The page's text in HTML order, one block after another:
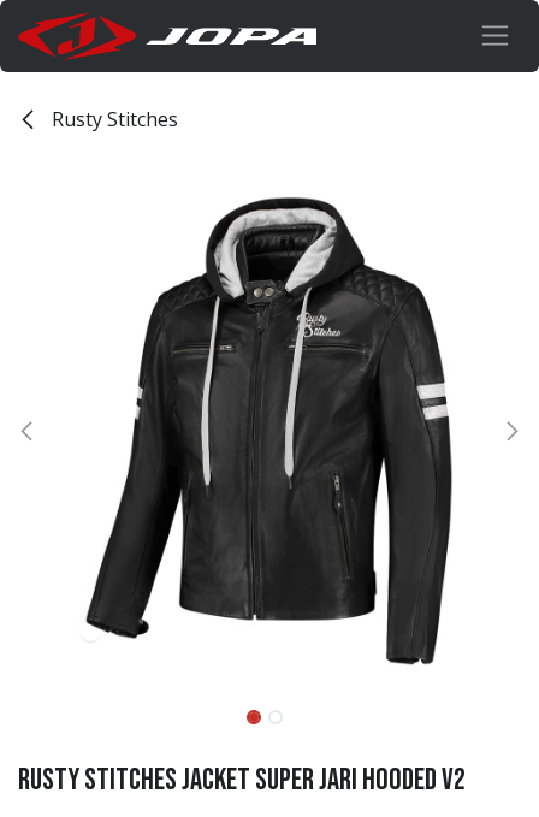
Overslaan naar inhoud
Rusty Stitches
Rusty Stitches Jacket SUPER JARI HOODED V2